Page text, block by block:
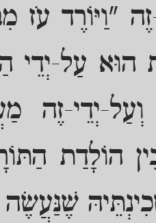
זֶה "וַיּוֹרֶד
הוּא עַל-יְדֵי
יְדֵי-זֶה
הוֹלָדַת
שֶׁנַּעֲשֶׂה